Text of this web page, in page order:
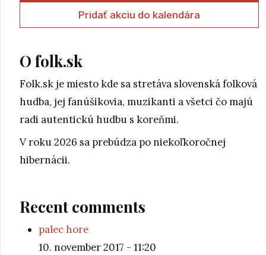
Folk.sk je miesto kde sa stretáva slovenská folková
hudba, jej fanúšikovia, muzikanti a všetci čo majú
V roku 2026 sa prebúdza po niekoľkoročnej
hibernácii.
Recent comments
palec hore
16. marec 2015 - 08:22
zima
16. február 2015 - 06:51